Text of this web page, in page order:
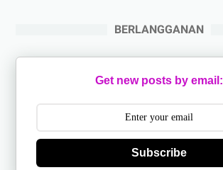
BERLANGGANAN
Get new posts by email:
Subscribe